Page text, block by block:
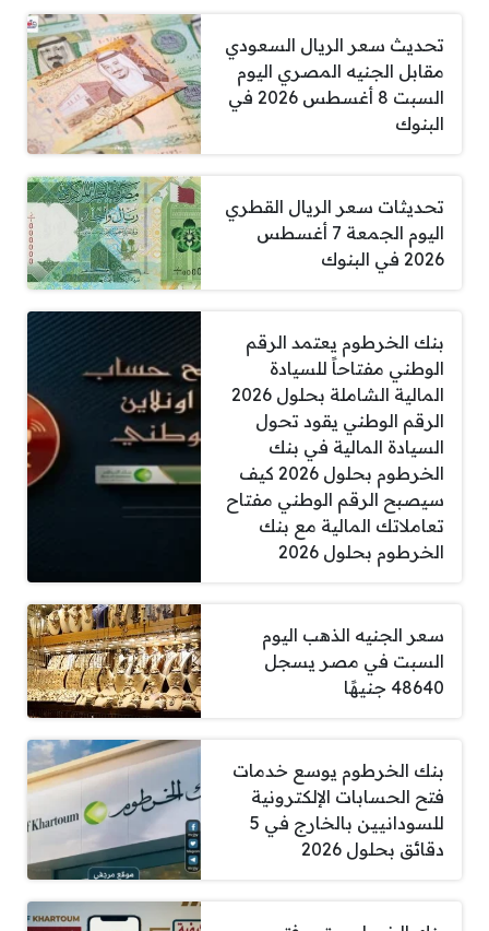
تحديث سعر الريال السعودي
مقابل الجنيه المصري اليوم
السبت 8 أغسطس 2026 في
البنوك
تحديثات سعر الريال القطري
اليوم الجمعة 7 أغسطس
2026 في البنوك
بنك الخرطوم يعتمد الرقم
الوطني مفتاحاً للسيادة
المالية الشاملة بحلول 2026
الرقم الوطني يقود تحول
السيادة المالية في بنك
الخرطوم بحلول 2026 كيف
سيصبح الرقم الوطني مفتاح
تعاملاتك المالية مع بنك
الخرطوم بحلول 2026
سعر الجنيه الذهب اليوم
السبت في مصر يسجل
48640 جنيهًا
بنك الخرطوم يوسع خدمات
فتح الحسابات الإلكترونية
للسودانيين بالخارج في 5
دقائق بحلول 2026